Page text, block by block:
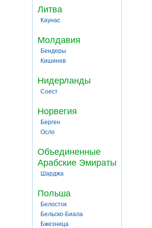
Литва
Каунас
Молдавия
Бендеры
Кишинев
Нидерланды
Соест
Норвегия
Берген
Осло
Объединенные
Арабские Эмираты
Шарджа
Польша
Белосток
Бельско-Биала
Бжезница